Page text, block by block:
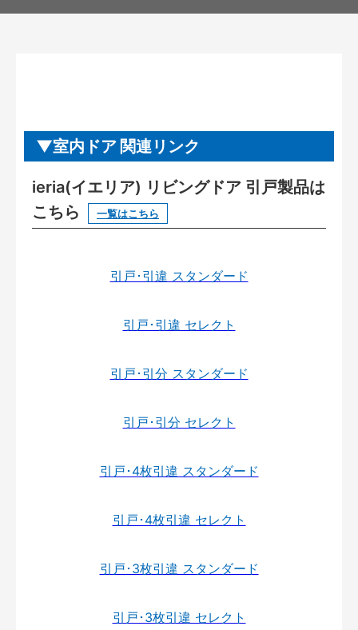
室内ドア 関連リンク
ieria(イエリア) リビングドア 引戸製品は
こちら
一覧はこちら
引戸･引違 スタンダード
引戸･引違 セレクト
引戸･引分 スタンダード
引戸･引分 セレクト
引戸･4枚引違 スタンダード
引戸･4枚引違 セレクト
引戸･3枚引違 スタンダード
引戸･3枚引違 セレクト